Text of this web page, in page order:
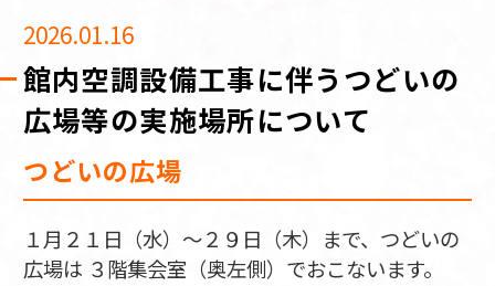
2026.01.16
館内空調設備工事に伴うつどいの
広場等の実施場所について
つどいの広場
１月２１日（水）～２９日（木）まで、つどいの
広場は ３階集会室（奥左側）でおこないます。